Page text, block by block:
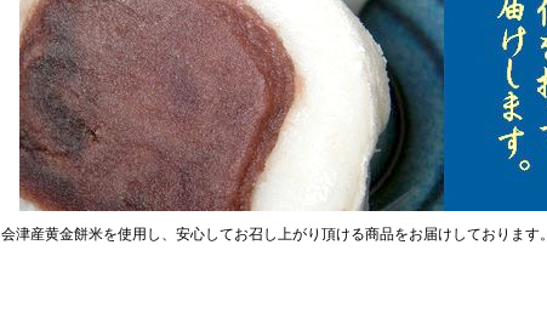
会津産黄金餅米を使用し、安心してお召し上がり頂ける商品をお届けしております。